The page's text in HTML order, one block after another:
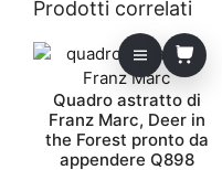
Prodotti correlati
Quadro astratto di
Franz Marc, Deer in
the Forest pronto da
appendere Q898